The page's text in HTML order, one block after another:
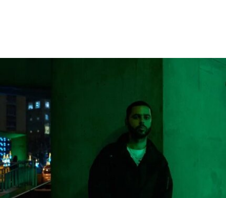
正博物馆所呈现的不准确信息”。7月4日，特朗普
尼学会及其管理层“未能完成阐释美国历史遗产这一
基本使命”。
美国博物馆联盟在声明中表示：“我们谴责特朗普政
府持续攻击史密森尼学会，以及那些负责保存、研
究和诠释美国历史、艺术、科学与文化的博物馆专
业人士。将博物馆如何呈现历史、艺术、科学、文
化及自然世界的方式政治化，并对从事这项工作的
博物馆专业人员进行人身攻击，正在威胁全国博物